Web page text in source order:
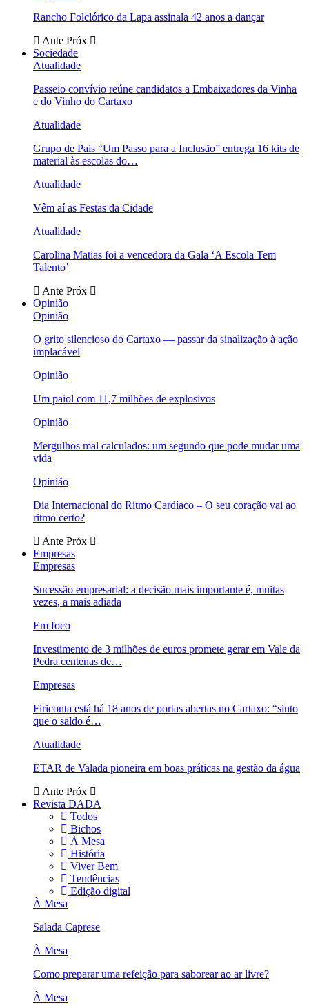
Rancho Folclórico da Lapa assinala 42 anos a dançar
Ante Próx
Sociedade
Atualidade
Passeio convívio reúne candidatos a Embaixadores da Vinha
e do Vinho do Cartaxo
Atualidade
Grupo de Pais “Um Passo para a Inclusão” entrega 16 kits de
material às escolas do…
Atualidade
Vêm aí as Festas da Cidade
Atualidade
Carolina Matias foi a vencedora da Gala ‘A Escola Tem
Talento’
Ante Próx
Opinião
Opinião
O grito silencioso do Cartaxo — passar da sinalização à ação
implacável
Opinião
Um paiol com 11,7 milhões de explosivos
Opinião
Mergulhos mal calculados: um segundo que pode mudar uma
vida
Opinião
Dia Internacional do Ritmo Cardíaco – O seu coração vai ao
ritmo certo?
Ante Próx
Empresas
Empresas
Sucessão empresarial: a decisão mais importante é, muitas
vezes, a mais adiada
Em foco
Investimento de 3 milhões de euros promete gerar em Vale da
Pedra centenas de…
Empresas
Firiconta está há 18 anos de portas abertas no Cartaxo: “sinto
que o saldo é…
Atualidade
ETAR de Valada pioneira em boas práticas na gestão da água
Ante Próx
Revista DADA
Todos
Bichos
À Mesa
História
Viver Bem
Tendências
Edição digital
À Mesa
Salada Caprese
À Mesa
Como preparar uma refeição para saborear ao ar livre?
À Mesa